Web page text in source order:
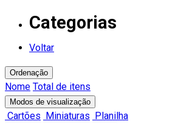
Categorias
Voltar
Ordenação
Nome Total de itens
Modos de visualização
Cartões Miniaturas Planilha